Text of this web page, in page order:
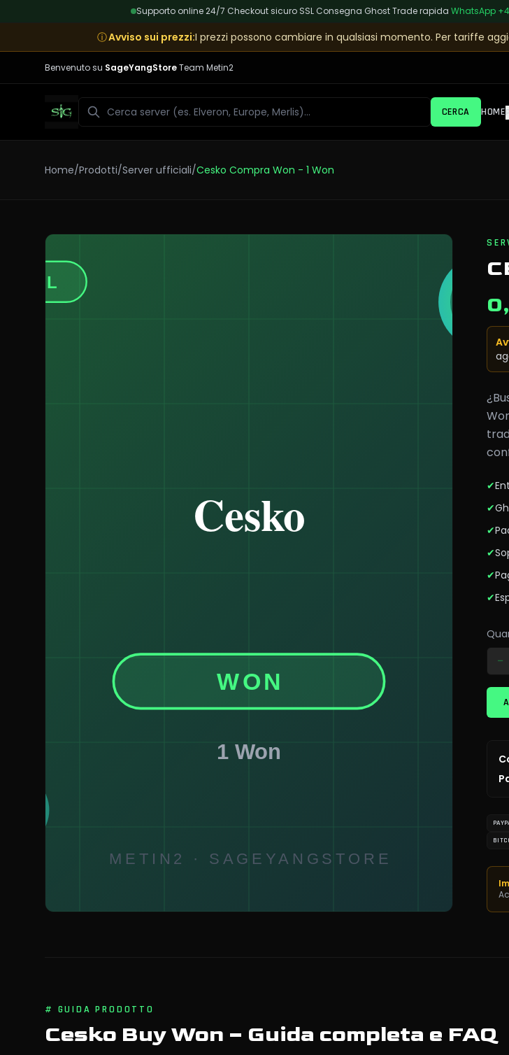
Supporto online 24/7 Checkout sicuro SSL Consegna Ghost Trade rapida WhatsApp
ⓘAvviso sui prezzi:I prezzi possono cambiare in qualsiasi momento. Per tariffe
Benvenuto su SageYangStoreTeam Metin2
Cerca CERCA HOME
Home/Prodotti/Server ufficiali/Cesko Compra Won - 1 Won
✔
✔
✔
✔
✔
✔
−
# GUIDA PRODOTTO
Cesko Buy Won – Guida completa e FAQ